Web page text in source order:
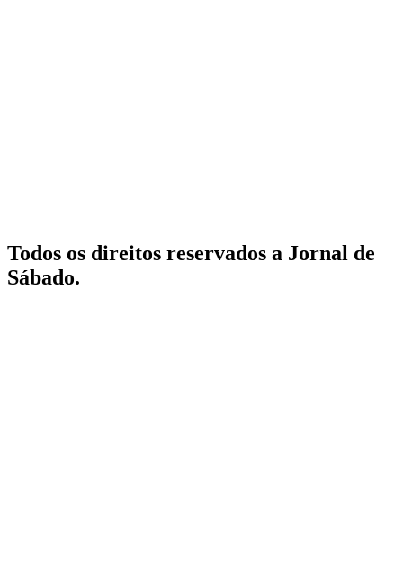
Todos os direitos reservados a Jornal de
Sábado.